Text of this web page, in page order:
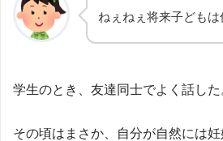
ねぇねぇ将来子どもは
学生のとき、友達同士でよく話した
その頃はまさか、自分が自然には